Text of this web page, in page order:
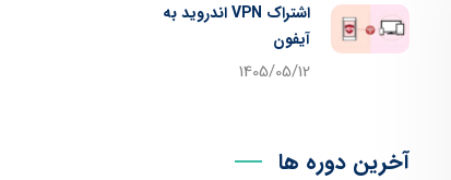
اشتراک VPN اندروید به
آیفون
1405/05/12
آخرین دوره ها